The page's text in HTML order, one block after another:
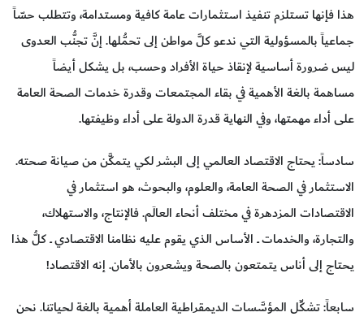
هذا فإنها تستلزم تنفيذ استثمارات عامة كافية ومستدامة، وتتطلب حسّاً
جماعياً بالمسؤولية التي ندعو كلَّ مواطن إلى تحمُّلها. إنَّ تجنُّب العدوى
ليس ضرورة أساسية لإنقاذ حياة الأفراد وحسب، بل يشكل أيضاً
مساهمة بالغة الأهمية في بقاء المجتمعات وقدرة خدمات الصحة العامة
على أداء مهمتها، وفي النهاية قدرة الدولة على أداء وظيفتها.
سادساً: يحتاج الاقتصاد العالمي إلى البشر لكي يتمكَّن من صيانة صحته.
الاستثمار في الصحة العامة، والعلوم، والبحوث، هو استثمار في
الاقتصادات المزدهرة في مختلف أنحاء العالَم. فالإنتاج، والاستهلاك،
والتجارة، والخدمات ــ الأساس الذي يقوم عليه نظامنا الاقتصادي ــ كلُّ هذا
يحتاج إلى أناس يتمتعون بالصحة ويشعرون بالأمان. إنه الاقتصاد!
سابعاً: تشكِّل المؤسَّسات الديمقراطية العاملة أهمية بالغة لحياتنا. نحن